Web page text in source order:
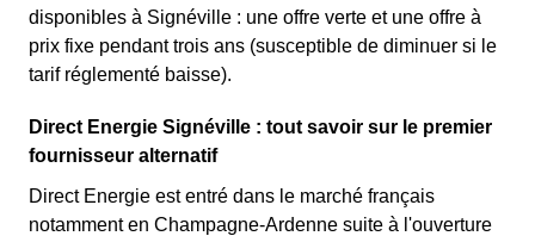
disponibles à Signéville : une offre verte et une offre à
prix fixe pendant trois ans (susceptible de diminuer si le
tarif réglementé baisse).
Direct Energie Signéville : tout savoir sur le premier
fournisseur alternatif
Direct Energie est entré dans le marché français
notamment en Champagne-Ardenne suite à l'ouverture